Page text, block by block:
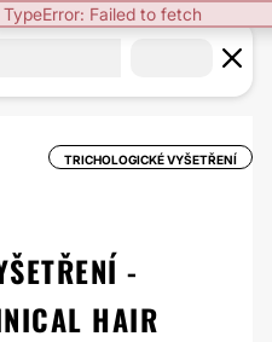
TypeError: Failed to fetch
TRICHOLOGICKÉ VYŠETŘENÍ
-
HAIR